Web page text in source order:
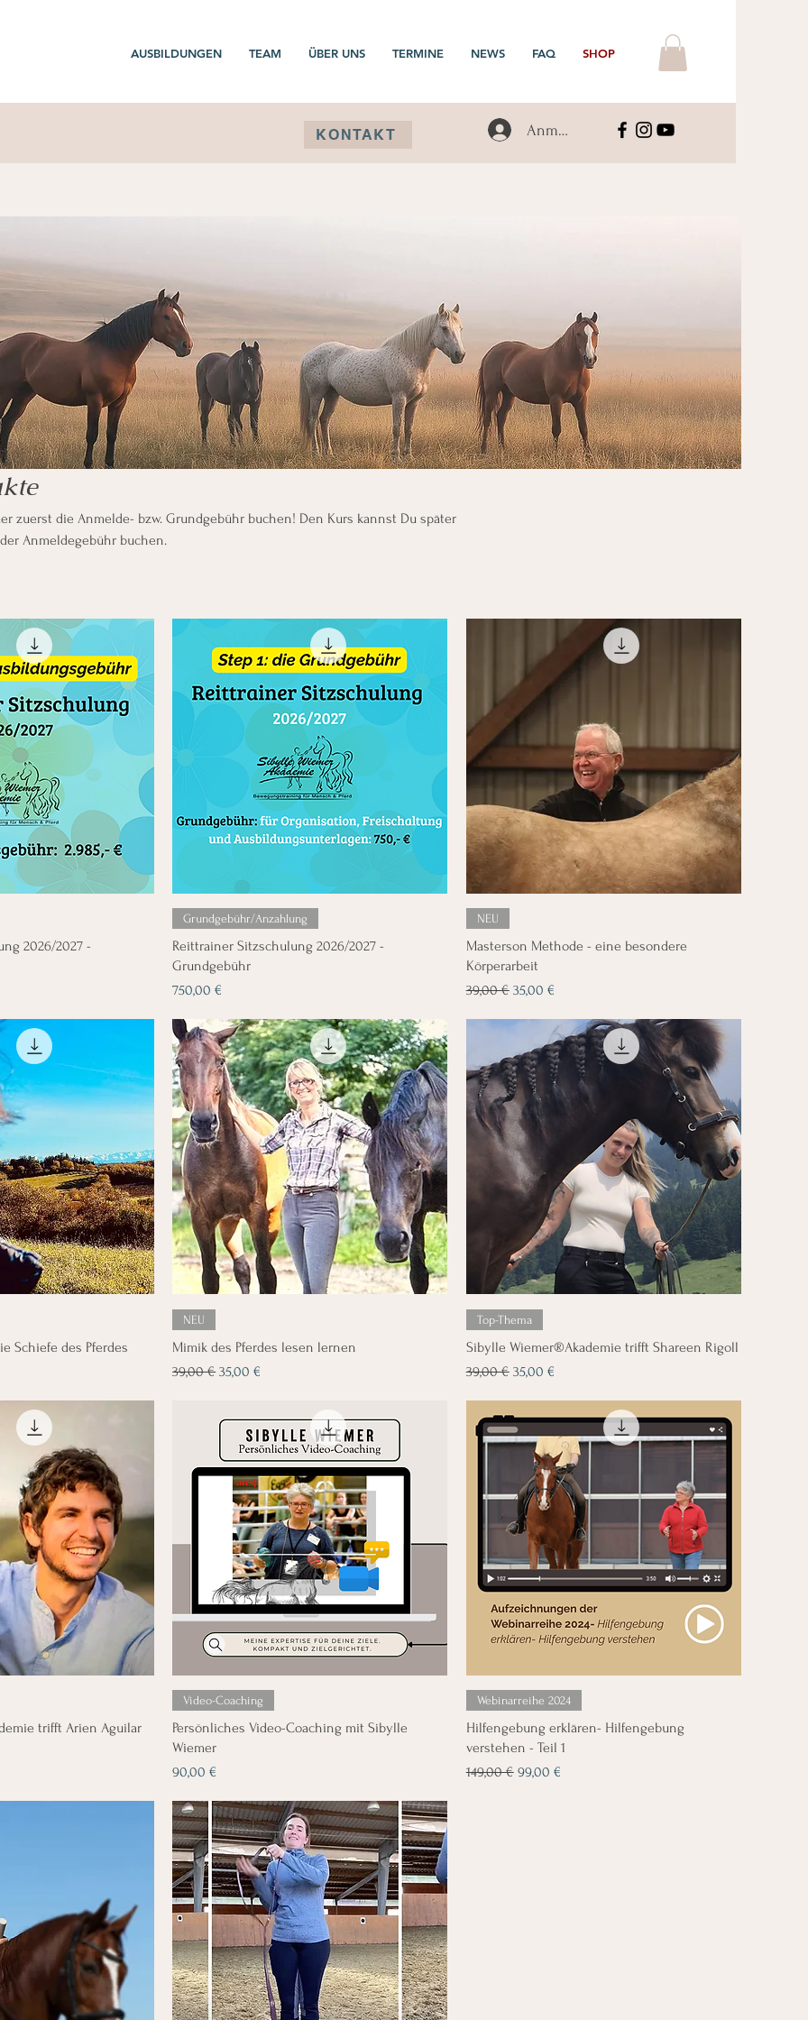
AUSBILDUNGEN TEAM ÜBER UNS TERMINE NEWS FAQ SHOP
KONTAKT Anmelden
zuerst die Anmelde- bzw. Grundgebühr buchen! Den Kurs kannst Du später
Anmeldegebühr buchen.
2026/2027 -
Grundgebühr/Anzahlung
Reittrainer Sitzschulung 2026/2027 -
Grundgebühr
Preis
750,00 €
NEU
Masterson Methode - eine besondere
Körperarbeit
Standardpreis
39,00 € Sale-Preis
35,00 €
Schiefe des Pferdes
NEU
Mimik des Pferdes lesen lernen
Standardpreis
39,00 € Sale-Preis
35,00 €
Top-Thema
Sibylle Wiemer®Akademie trifft Shareen Rigoll
Standardpreis
39,00 € Sale-Preis
35,00 €
trifft Arien Aguilar
Video-Coaching
Persönliches Video-Coaching mit Sibylle
Wiemer
Preis
90,00 €
Webinarreihe 2024
Hilfengebung erklären- Hilfengebung
verstehen - Teil 1
Standardpreis
149,00 € Sale-Preis
99,00 €